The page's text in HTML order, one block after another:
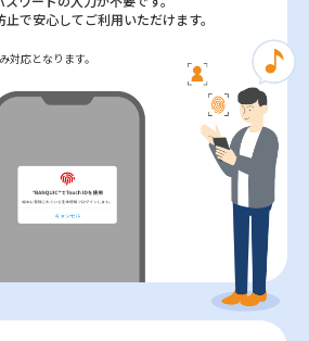
止で安心してご利用いただけます。
対応となります。